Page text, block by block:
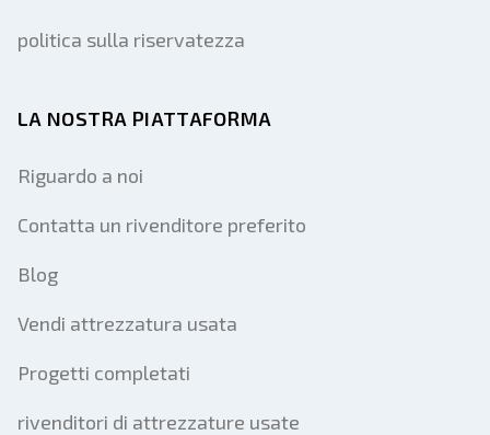
politica sulla riservatezza
LA NOSTRA PIATTAFORMA
Riguardo a noi
Contatta un rivenditore preferito
Blog
Vendi attrezzatura usata
Progetti completati
rivenditori di attrezzature usate